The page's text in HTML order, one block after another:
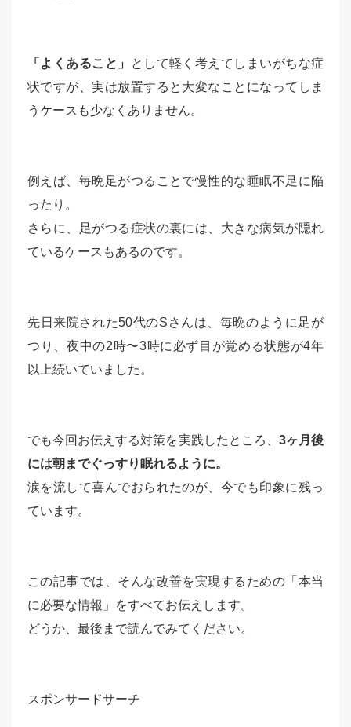
「よくあること」
として軽く考えてしまいがちな症
状ですが、実は放置すると大変なことになってしま
うケースも少なくありません。
例えば、毎晩足がつることで慢性的な睡眠不足に陥
ったり。
さらに、足がつる症状の裏には、大きな病気が隠れ
ているケースもあるのです。
先日来院された50代のSさんは、毎晩のように足が
つり、夜中の2時〜3時に必ず目が覚める状態が4年
以上続いていました。
でも今回お伝えする対策を実践したところ、 3ヶ月後
には朝までぐっすり眠れるように。
涙を流して喜んでおられたのが、今でも印象に残っ
ています。
この記事では、そんな改善を実現するための「本当
に必要な情報」をすべてお伝えします。
どうか、最後まで読んでみてください。
スポンサードサーチ